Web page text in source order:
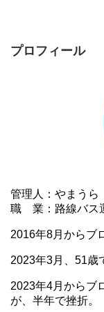
プロフィール
管理人：やまうら
職 業：路線バス
2016年8月からブ
2023年3月、51歳
2023年4月からブ
が、半年で挫折。